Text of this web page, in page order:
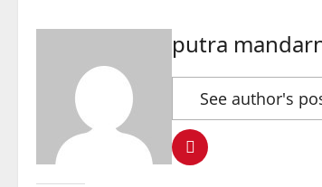
putra
See author's